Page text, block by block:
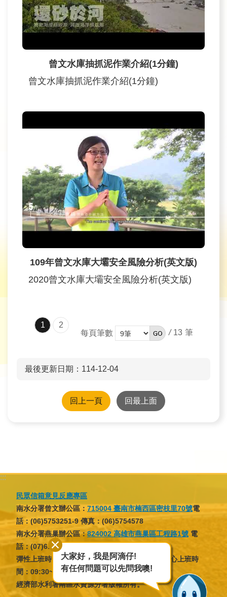
曾文水庫抽抓泥作業介紹(1分鐘)
曾文水庫抽抓泥作業介紹(1分鐘)
109年曾文水庫大壩安全風險分析(英文版)
2020曾文水庫大壩安全風險分析(英文版)
1
2
每頁筆數
/ 13
最後更新日期：114-12-04
回上一頁 回最上面
:::
民眾信箱意見反應專區
南水分署曾文辦公區： 715004 臺南市楠西區密枝里70號電
話：(06)5753251-9 傳真：(06)5754578
南水分署燕巢辦公區：824002 高雄市燕巢區工程路1號 電
話：(07)6166137 傳真：(07)6166046
彈性上班時間：07:30~09:30，16:30~18:30；核心上班時
間：09:30~12:30，13:30~16:30
經濟部水利署南區水資源分署版權所有。
大家好，我是阿滴仔!
有任何問題可以先問我噢!